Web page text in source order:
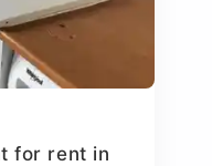
for rent in